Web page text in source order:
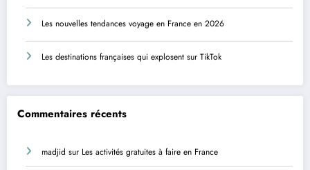
Les nouvelles tendances voyage en France en 2026
Les destinations françaises qui explosent sur TikTok
Commentaires récents
madjid sur Les activités gratuites à faire en France